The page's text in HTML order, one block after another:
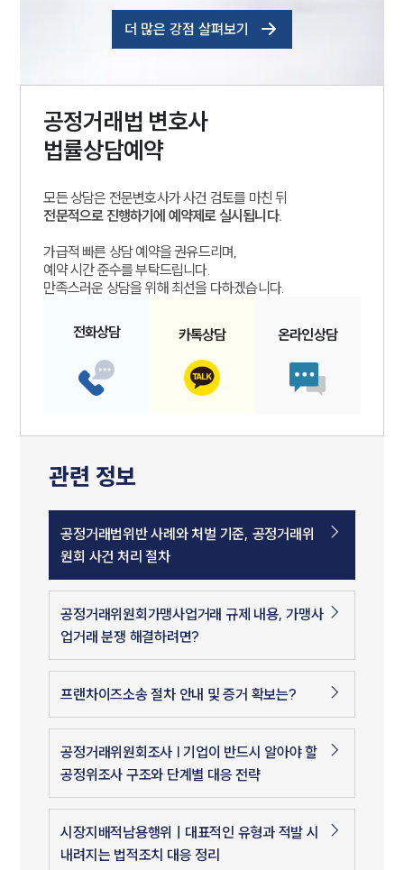
더 많은 강점 살펴보기
공정거래법 변호사
법률상담예약
모든 상담은 전문변호사가 사건 검토를 마친 뒤
전문적으로 진행하기에 예약제로 실시됩니다.
가급적 빠른 상담 예약을 권유드리며,
예약 시간 준수를 부탁드립니다.
만족스러운 상담을 위해 최선을 다하겠습니다.
전화상담 카톡상담 온라인상담
관련 정보
공정거래법위반 사례와 처벌 기준, 공정거래위
원회 사건 처리 절차
공정거래위원회가맹사업거래 규제 내용, 가맹사
업거래 분쟁 해결하려면?
프랜차이즈소송 절차 안내 및 증거 확보는?
공정거래위원회조사 | 기업이 반드시 알아야 할
공정위조사 구조와 단계별 대응 전략
시장지배적남용행위ㅣ대표적인 유형과 적발 시
내려지는 법적조치 대응 정리